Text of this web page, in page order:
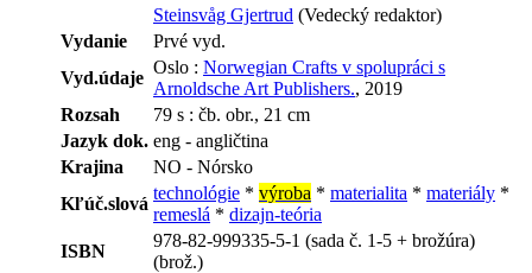
Steinsvåg Gjertrud (Vedecký redaktor)
Vydanie
Prvé vyd.
Vyd.údaje
Oslo : Norwegian Crafts v spolupráci s
Arnoldsche Art Publishers., 2019
Rozsah
79 s : čb. obr., 21 cm
Jazyk dok. eng - angličtina
Krajina
NO - Nórsko
Kľúč.slová
technológie * výroba * materialita * materiály *
remeslá * dizajn-teória
ISBN
978-82-999335-5-1 (sada č. 1-5 + brožúra)
(brož.)